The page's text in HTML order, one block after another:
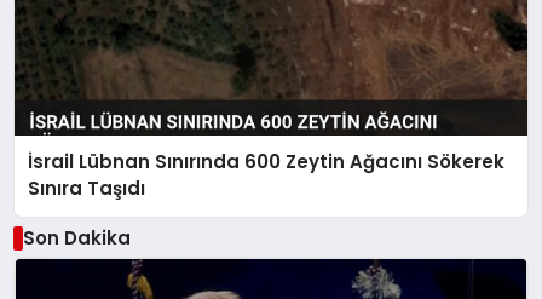
İsrail Lübnan Sınırında 600 Zeytin Ağacını Sökerek
Sınıra Taşıdı
Son Dakika